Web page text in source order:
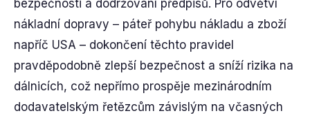
bezpečnosti a dodržování předpisů. Pro odvětví
nákladní dopravy – páteř pohybu nákladu a zboží
napříč USA – dokončení těchto pravidel
pravděpodobně zlepší bezpečnost a sníží rizika na
dálnicích, což nepřímo prospěje mezinárodním
dodavatelským řetězcům závislým na včasných